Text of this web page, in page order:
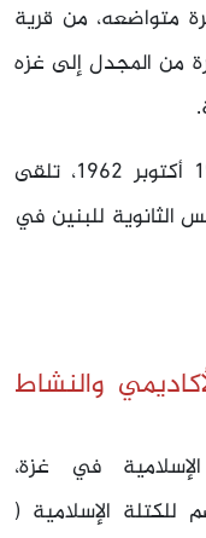
متواضعه، من قرية
من المجدل إلى غزه
ولد السنوار في خان يونس، في 19 أكتوبر 1962، تلقى
للبنين في
والنشاط
في غزة،
الإسلامية (